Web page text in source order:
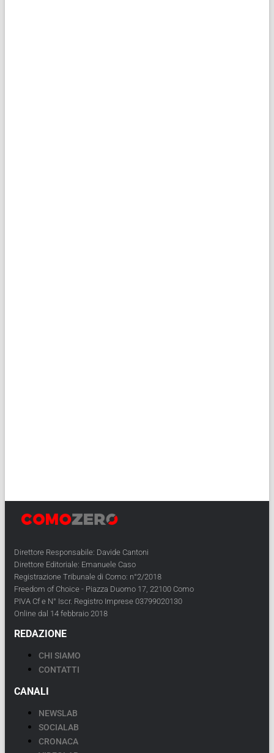
Direttore Responsabile: Davide Cantoni
Direttore Editoriale: Emanuele Caso
Registrazione Tribunale di Como: n°2/2018
Freedom of Choice - Piazza Duomo 17, 22100 Como
PIVA Cf e N° Iscr. Registro Imprese 03799020130
Online dal 14 febbraio 2018
REDAZIONE
CHI SIAMO
CONTATTI
CANALI
NEWSLAB
SOCIALAB
CRONACA